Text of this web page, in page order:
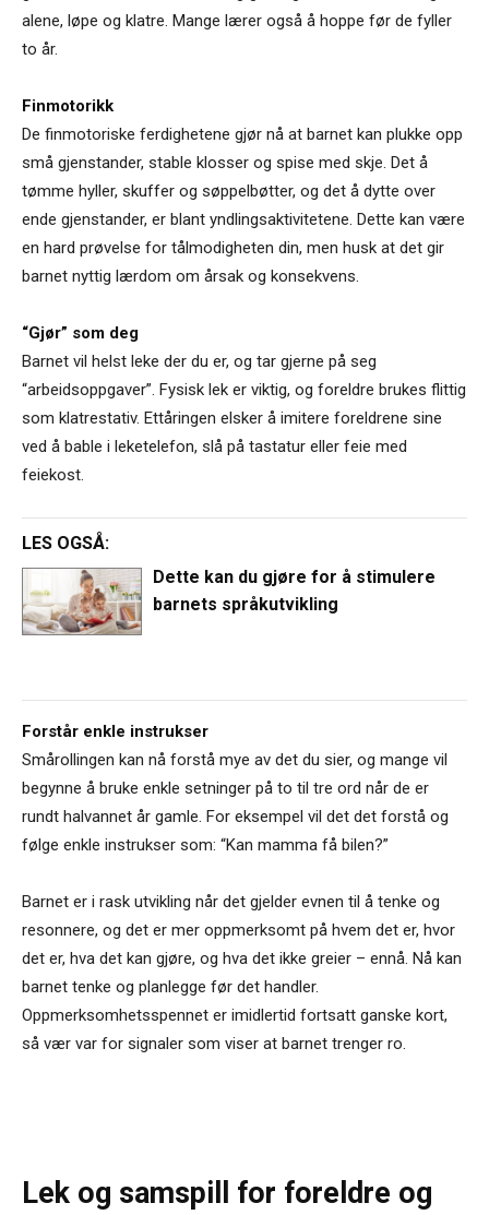
alene, løpe og klatre. Mange lærer også å hoppe før de fyller
to år.
Finmotorikk
De finmotoriske ferdighetene gjør nå at barnet kan plukke opp
små gjenstander, stable klosser og spise med skje. Det å
tømme hyller, skuffer og søppelbøtter, og det å dytte over
ende gjenstander, er blant yndlingsaktivitetene. Dette kan være
en hard prøvelse for tålmodigheten din, men husk at det gir
barnet nyttig lærdom om årsak og konsekvens.
“Gjør” som deg
Barnet vil helst leke der du er, og tar gjerne på seg
“arbeidsoppgaver”. Fysisk lek er viktig, og foreldre brukes flittig
som klatrestativ. Ettåringen elsker å imitere foreldrene sine
ved å bable i leketelefon, slå på tastatur eller feie med
feiekost.
LES OGSÅ:
Dette kan du gjøre for å stimulere
barnets språkutvikling
Forstår enkle instrukser
Smårollingen kan nå forstå mye av det du sier, og mange vil
begynne å bruke enkle setninger på to til tre ord når de er
rundt halvannet år gamle. For eksempel vil det det forstå og
følge enkle instrukser som: “Kan mamma få bilen?”
Barnet er i rask utvikling når det gjelder evnen til å tenke og
resonnere, og det er mer oppmerksomt på hvem det er, hvor
det er, hva det kan gjøre, og hva det ikke greier – ennå. Nå kan
barnet tenke og planlegge før det handler.
Oppmerksomhetsspennet er imidlertid fortsatt ganske kort,
så vær var for signaler som viser at barnet trenger ro.
Lek og samspill for foreldre og